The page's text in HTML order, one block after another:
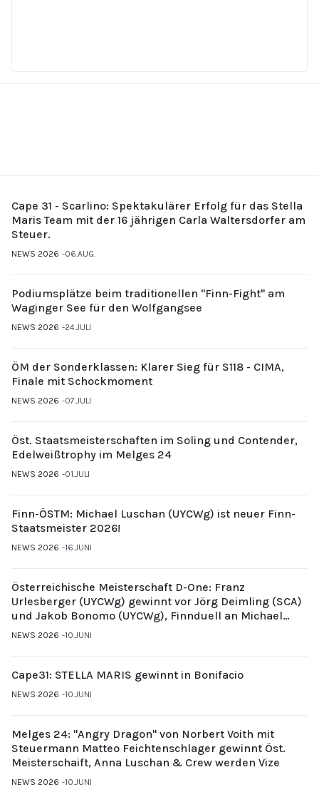
Cape 31 - Scarlino: Spektakulärer Erfolg für das Stella
Maris Team mit der 16 jährigen Carla Waltersdorfer am
Steuer.
NEWS 2026 06.AUG.
Podiumsplätze beim traditionellen "Finn-Fight" am
Waginger See für den Wolfgangsee
NEWS 2026 24.JULI
ÖM der Sonderklassen: Klarer Sieg für S118 - CIMA,
Finale mit Schockmoment
NEWS 2026 07.JULI
Öst. Staatsmeisterschaften im Soling und Contender,
Edelweißtrophy im Melges 24
NEWS 2026 01.JULI
Finn-ÖSTM: Michael Luschan (UYCWg) ist neuer Finn-
Staatsmeister 2026!
NEWS 2026 16.JUNI
Österreichische Meisterschaft D-One: Franz
Urlesberger (UYCWg) gewinnt vor Jörg Deimling (SCA)
und Jakob Bonomo (UYCWg), Finnduell an Michael
Gubi (UYCMo)
NEWS 2026 10.JUNI
Cape31: STELLA MARIS gewinnt in Bonifacio
NEWS 2026 10.JUNI
Melges 24: "Angry Dragon" von Norbert Voith mit
Steuermann Matteo Feichtenschlager gewinnt Öst.
Meisterschaift, Anna Luschan & Crew werden Vize
NEWS 2026 10.JUNI